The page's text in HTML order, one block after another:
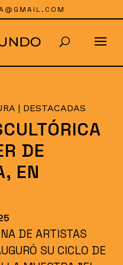
| DESTACADAS
DE
EN
DE ARTISTAS
SU CICLO DE